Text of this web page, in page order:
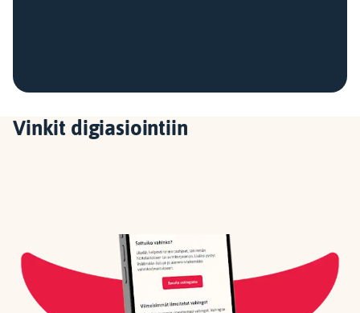
Vinkit digiasiointiin